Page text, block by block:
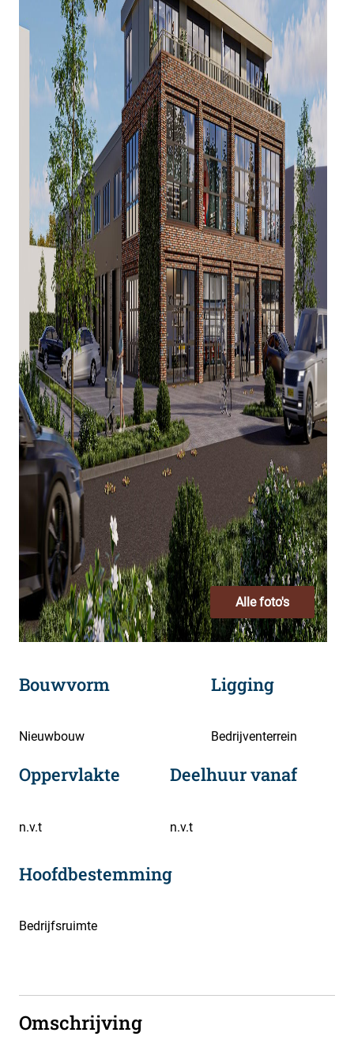
Alle foto's
Bouwvorm
Nieuwbouw
Ligging
Bedrijventerrein
Oppervlakte
n.v.t
Deelhuur vanaf
n.v.t
Hoofdbestemming
Bedrijfsruimte
Omschrijving